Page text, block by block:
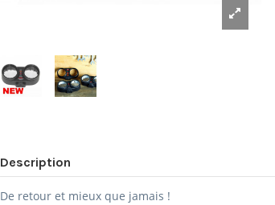
Description
De retour et mieux que jamais !